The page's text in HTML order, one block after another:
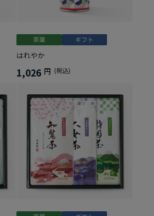
はれやか
1,026 円 (税込)